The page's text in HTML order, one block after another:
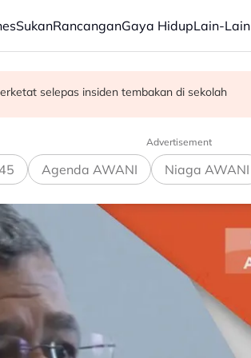
SukanRancanganGaya HidupLain-Lain
audio siar sentuh isu sensitiviti agama
selepas insiden tembakan di sekolah
Advertisement
Agenda AWANI Niaga AWANI